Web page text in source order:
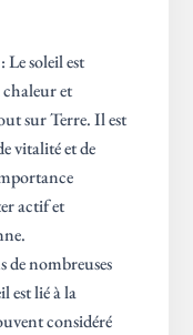
: Le soleil est
chaleur et
sur Terre. Il est
vitalité et de
actif et
de nombreuses
est lié à la
considéré